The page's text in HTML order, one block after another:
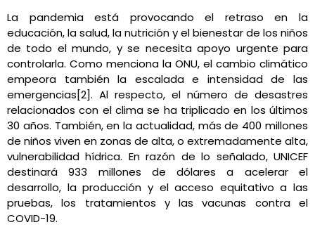
La pandemia está provocando el retraso en la
educación, la salud, la nutrición y el bienestar de los niños
de todo el mundo, y se necesita apoyo urgente para
controlarla. Como menciona la ONU, el cambio climático
empeora también la escalada e intensidad de las
emergencias[2]. Al respecto, el número de desastres
relacionados con el clima se ha triplicado en los últimos
30 años. También, en la actualidad, más de 400 millones
de niños viven en zonas de alta, o extremadamente alta,
vulnerabilidad hídrica. En razón de lo señalado, UNICEF
destinará 933 millones de dólares a acelerar el
desarrollo, la producción y el acceso equitativo a las
pruebas, los tratamientos y las vacunas contra el
COVID-19.